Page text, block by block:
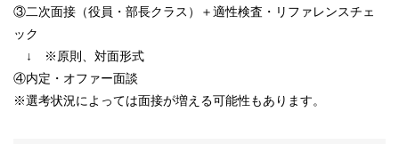
③二次面接（役員・部長クラス）＋適性検査・リファレンスチェ
ック
↓ ※原則、対面形式
④内定・オファー面談
※選考状況によっては面接が増える可能性もあります。